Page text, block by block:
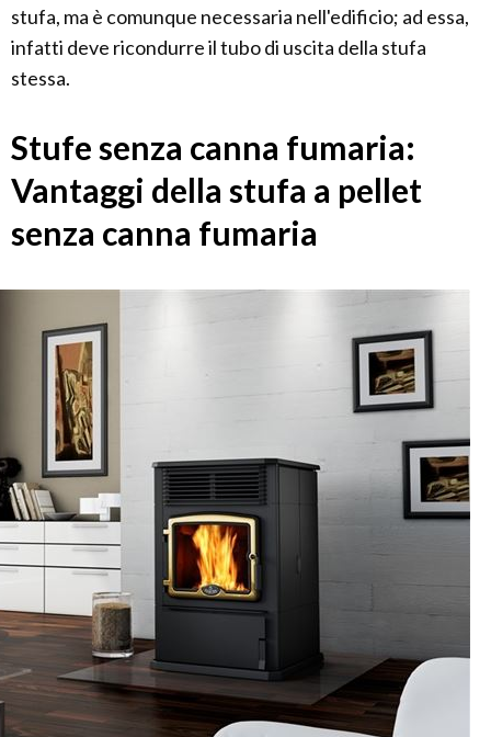
stufa, ma è comunque necessaria nell'edificio; ad essa,
infatti deve ricondurre il tubo di uscita della stufa
stessa.
Stufe senza canna fumaria:
Vantaggi della stufa a pellet
senza canna fumaria